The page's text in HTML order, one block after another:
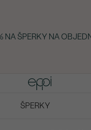
NA ŠPERKY NA
ŠPERKY